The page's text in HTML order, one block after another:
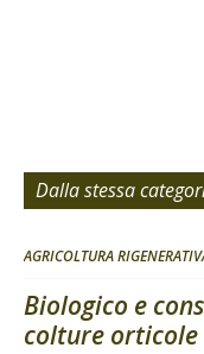
Dalla stessa
AGRICOLTURA
Biologico e
colture orticole